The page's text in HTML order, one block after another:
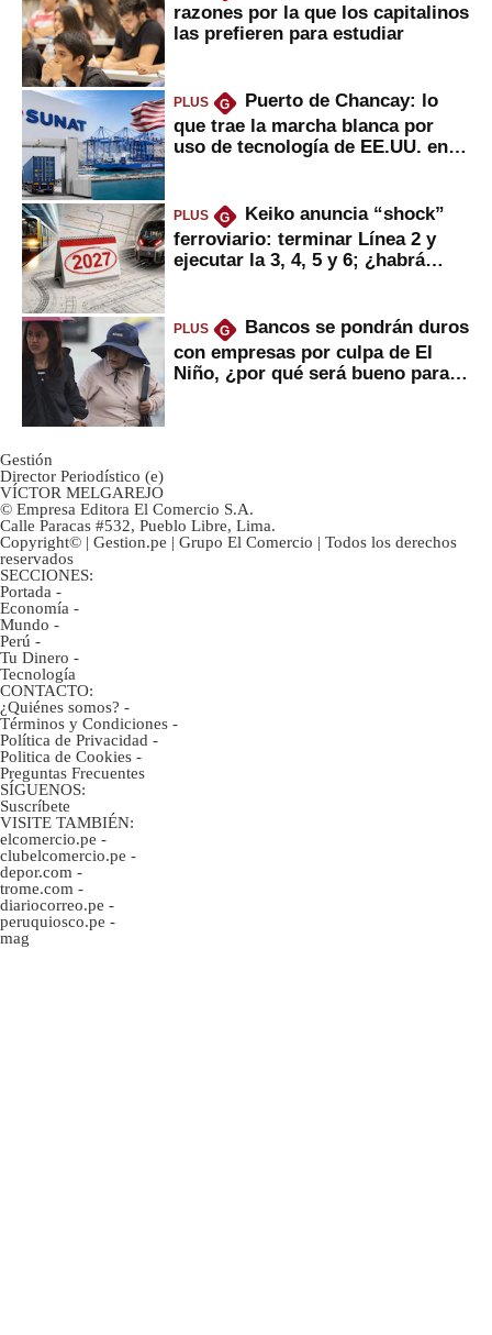
razones por la que los capitalinos
las prefieren para estudiar
PLUS G
Puerto de Chancay: lo
que trae la marcha blanca por
uso de tecnología de EE.UU. en
PLUS G
Keiko anuncia “shock”
ferroviario: terminar Línea 2 y
ejecutar la 3, 4, 5 y 6; ¿habrá
PLUS G
Bancos se pondrán duros
con empresas por culpa de El
Niño, ¿por qué será bueno para
Gestión
Director Periodístico (e)
VÍCTOR MELGAREJO
© Empresa Editora El Comercio S.A.
Calle Paracas #532, Pueblo Libre, Lima.
Copyright© | Gestion.pe | Grupo El Comercio | Todos los derechos
reservados
SECCIONES:
Portada -
Economía -
Mundo -
Perú -
Tu Dinero -
Tecnología
CONTACTO:
¿Quiénes somos? -
Términos y Condiciones -
Política de Privacidad -
Politica de Cookies -
Preguntas Frecuentes
SÍGUENOS:
Suscríbete
VISITE TAMBIÉN:
elcomercio.pe -
clubelcomercio.pe -
depor.com -
trome.com -
diariocorreo.pe -
peruquiosco.pe -
mag